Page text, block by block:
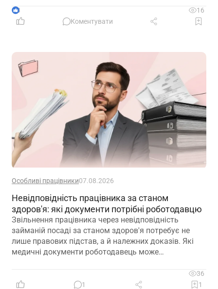
3
16
Коментувати
Особливі працівники07.08.2026
Невідповідність працівника за станом
здоров'я: які документи потрібні роботодавцю
Звільнення працівника через невідповідність
займаній посаді за станом здоров'я потребує не
лише правових підстав, а й належних доказів. Які
медичні документи роботодавець може
36
1
1